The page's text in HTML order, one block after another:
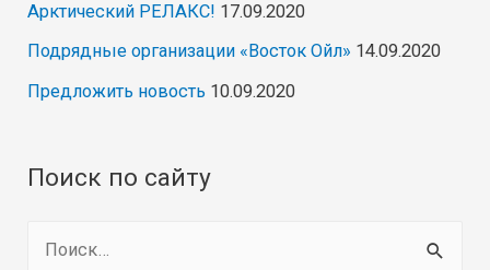
Арктический РЕЛАКС! 17.09.2020
Подрядные организации «Восток Ойл» 14.09.2020
Предложить новость 10.09.2020
Поиск по сайту